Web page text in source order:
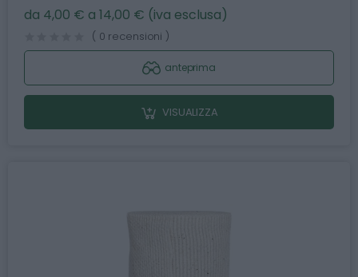
da 4,00 € a 14,00 € (iva esclusa)
( 0 recensioni )
anteprima
VISUALIZZA